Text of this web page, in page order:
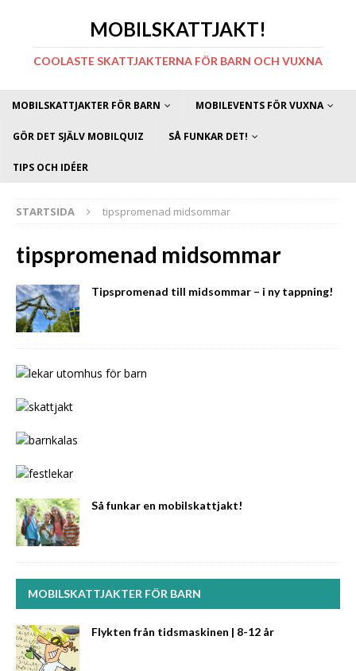
MOBILSKATTJAKT!
COOLASTE SKATTJAKTERNA FÖR BARN OCH VUXNA
MOBILSKATTJAKTER FÖR BARN MOBILEVENTS FÖR VUXNA
GÖR DET SJÄLV MOBILQUIZ SÅ FUNKAR DET!
TIPS OCH IDÉER
STARTSIDA tipspromenad midsommar
tipspromenad midsommar
Tipspromenad till midsommar – i ny tappning!
Så funkar en mobilskattjakt!
MOBILSKATTJAKTER FÖR BARN
Flykten från tidsmaskinen | 8-12 år